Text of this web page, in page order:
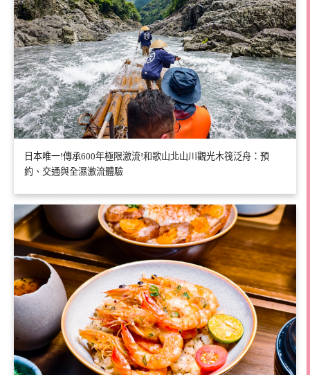
日本唯一!傳承600年極限激流!和歌山北山川觀光木筏泛舟：預
約、交通與全濕激流體驗